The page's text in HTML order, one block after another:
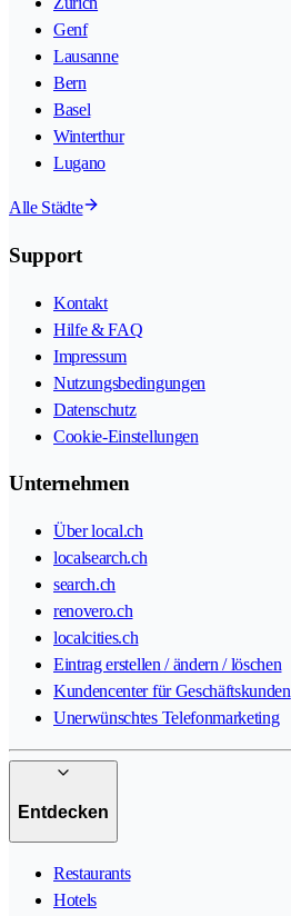
Genf
Lausanne
Bern
Basel
Winterthur
Lugano
Alle Städte
Support
Kontakt
Hilfe & FAQ
Impressum
Nutzungsbedingungen
Datenschutz
Cookie-Einstellungen
Unternehmen
Über local.ch
localsearch.ch
search.ch
renovero.ch
localcities.ch
Eintrag erstellen / ändern / löschen
Kundencenter für Geschäftskunden
Unerwünschtes Telefonmarketing
Entdecken
Restaurants
Hotels